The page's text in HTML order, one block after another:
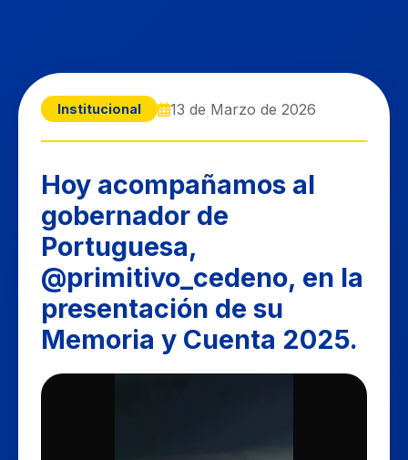
Institucional 13 de Marzo de 2026
Hoy acompañamos al
gobernador de
Portuguesa,
@primitivo_cedeno, en la
presentación de su
Memoria y Cuenta 2025.